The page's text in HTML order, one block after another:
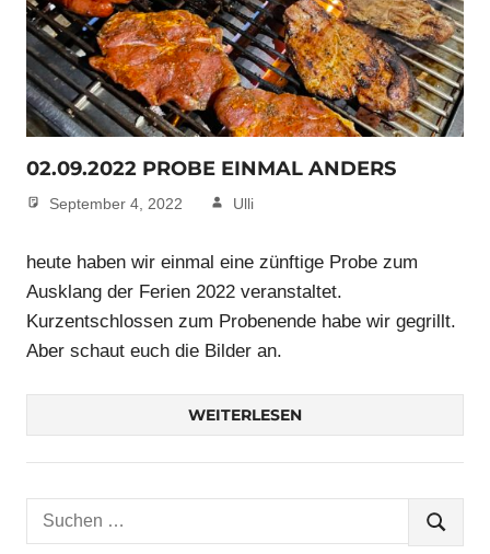
02.09.2022 PROBE EINMAL ANDERS
September 4, 2022 Ulli
heute haben wir einmal eine zünftige Probe zum
Ausklang der Ferien 2022 veranstaltet.
Kurzentschlossen zum Probenende habe wir gegrillt.
Aber schaut euch die Bilder an.
WEITERLESEN
Suchen
SUCHEN